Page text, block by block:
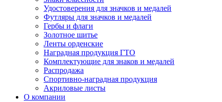
Удостоверения для значков и медалей
Футляры для значков и медалей
Гербы и флаги
Золотное шитье
Ленты орденские
Наградная продукция ГТО
Комплектующие для знаков и медалей
Распродажа
Спортивно-наградная продукция
Акриловые листы
О компании